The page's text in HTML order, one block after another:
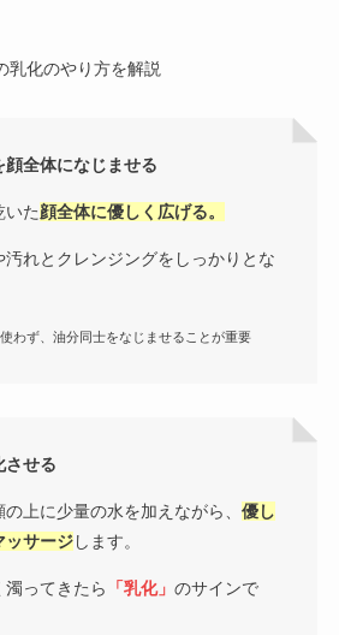
顔全体になじませる
いた顔全体に優しく広げる。
れとクレンジングをしっかりとな
わず、油分同士をなじませることが重要
させる
上に少量の水を加えながら、 優し
ッサージします。
ってきたら 「乳化」 のサインで